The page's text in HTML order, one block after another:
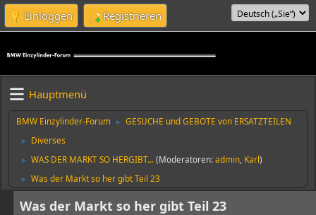
Einloggen Registrieren
Hauptmenü
BMW Einzylinder-Forum ► GESUCHE und GEBOTE von ERSATZTEILEN
► Diverses
► WAS DER MARKT SO HERGIBT...(Moderatoren:admin Karl)
► Was der Markt so her gibt Teil 23
Was der Markt so her gibt Teil 23